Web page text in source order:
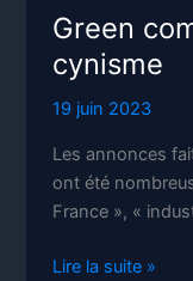
autoroute
Green
cynisme
19 juin 2023
Les annonces
ont été
France », «
Green
Lire la suite »